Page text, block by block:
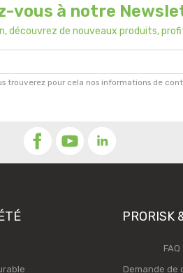
vous à notre
découvrez de nouveaux produits,
trouverez pour cela nos informations de
PRORISK
FAQ
Demande de